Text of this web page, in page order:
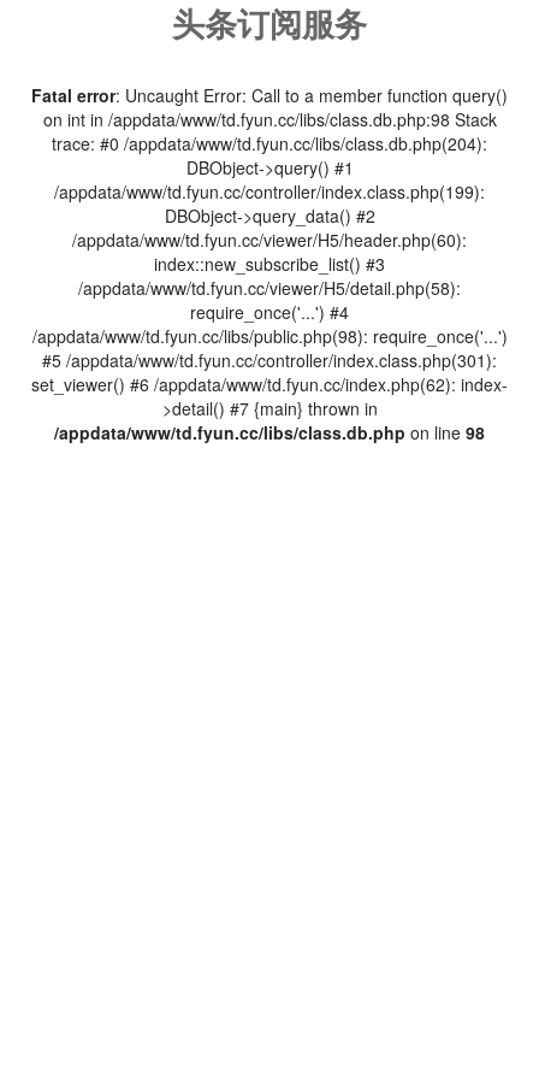
头条订阅服务
Fatal error: Uncaught Error: Call to a member function query()
on int in /appdata/www/td.fyun.cc/libs/class.db.php:98 Stack
trace: #0 /appdata/www/td.fyun.cc/libs/class.db.php(204):
DBObject->query() #1
/appdata/www/td.fyun.cc/controller/index.class.php(199):
DBObject->query_data() #2
/appdata/www/td.fyun.cc/viewer/H5/header.php(60):
index::new_subscribe_list() #3
/appdata/www/td.fyun.cc/viewer/H5/detail.php(58):
require_once('...') #4
/appdata/www/td.fyun.cc/libs/public.php(98): require_once('...')
#5 /appdata/www/td.fyun.cc/controller/index.class.php(301):
set_viewer() #6 /appdata/www/td.fyun.cc/index.php(62): index-
>detail() #7 {main} thrown in
/appdata/www/td.fyun.cc/libs/class.db.php on line 98